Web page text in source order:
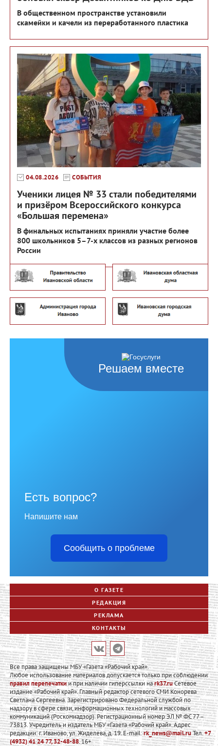
В общественном пространстве установили
скамейки и качели из переработанного пластика
04.08.2026 СОБЫТИЯ
Ученики лицея № 33 стали победителями
и призёром Всероссийского конкурса
«Большая перемена»
В финальных испытаниях приняли участие более
800 школьников 5–7-х классов из разных регионов
России
Решаем вместе
Есть вопрос?
Напишите нам
Сообщить о проблеме
О ГАЗЕТЕ
РЕДАКЦИЯ
РЕКЛАМА
КОНТАКТЫ
Все права защищены МБУ «Газета «Рабочий край».
Любое использование материалов допускается только при соблюдении
правил перепечаткии при наличии гиперссылки наrk37.ruСетевое
издание «Рабочий край». Главный редактор сетевого СМИ Конорева
Светлана Сергеевна. Зарегистрировано Федеральной службой по
надзору в сфере связи, информационных технологий и массовых
коммуникаций (Роскомнадзор). Регистрационный номер ЭЛ № ФС 77 –
73813. Учредитель и издатель МБУ «Газета «Рабочий край». Адрес
редакции: г. Иваново, ул. Жиделева, д. 19. E-mail:rk_news@mail.ruТел.+7
(4932) 41 24 77, 32-48-88. 16+